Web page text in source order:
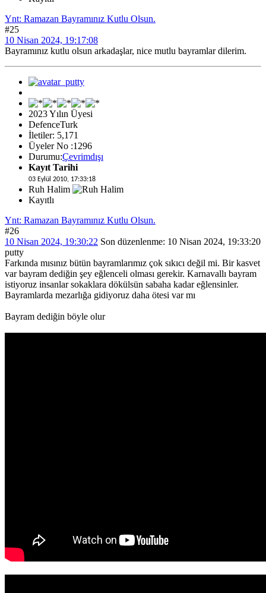
Ynt: Ramazan Bayramınız Kutlu Olsun.
#25
10 Nisan 2024, 19:17:08
Bayramınız kutlu olsun arkadaşlar, nice mutlu bayramlar dilerim.
2023 Yılın Üyesi
DefenceTurk
İletiler: 5,171
Üyeler No :1296
Durumu:Çevrimdışı
Kayıt Tarihi
03 Eylül 2010, 17:33:18
Ruh Halim
Kayıtlı
Ynt: Ramazan Bayramınız Kutlu Olsun.
#26
10 Nisan 2024, 19:30:22 Son düzenlenme: 10 Nisan 2024, 19:33:20
putty
Farkında mısınız bütün bayramlarımız çok sıkıcı değil mi. Bir kasvet
var bayram dediğin şey eğlenceli olması gerekir. Karnavallı bayram
istiyoruz insanlar sokaklara dökülsün sabaha kadar eğlensinler.
Bayramlarda mezarlığa gidiyoruz daha ötesi var mı
Bayram dediğin böyle olur